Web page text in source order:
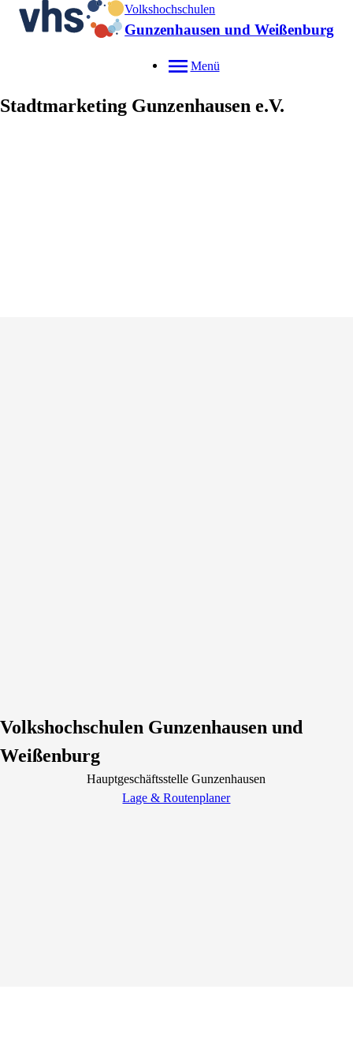
Volkshochschulen
Gunzenhausen und Weißenburg
Menü
Stadtmarketing Gunzenhausen e.V.
Volkshochschulen Gunzenhausen und
Weißenburg
Hauptgeschäftsstelle Gunzenhausen
Lage & Routenplaner